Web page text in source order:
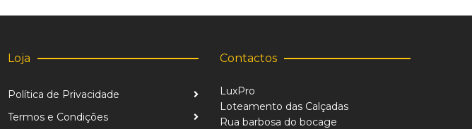
Loja
Política de Privacidade
Termos e Condições
Contactos
LuxPro
Loteamento das Calçadas
Rua barbosa do bocage